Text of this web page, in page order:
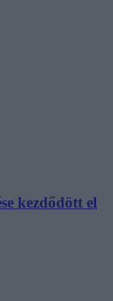
kezdődött el